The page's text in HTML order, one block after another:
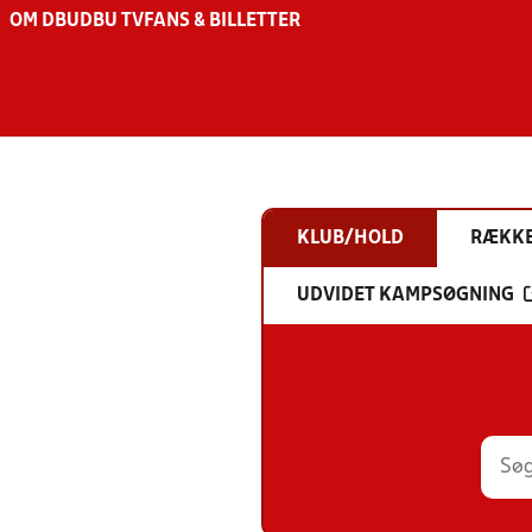
OM DBU DBU TV FANS & BILLETTER
KLUB/HOLD
UDVIDET KAMPSØGNING